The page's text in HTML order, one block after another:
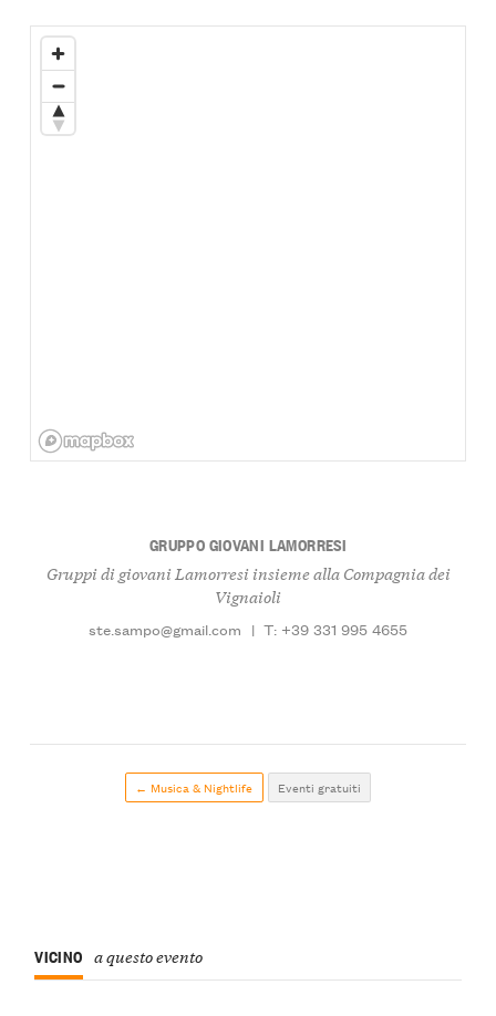
GRUPPO GIOVANI LAMORRESI
Gruppi di giovani Lamorresi insieme alla Compagnia dei
Vignaioli
ste.sampo@gmail.com | T: +39 331 995 4655
← Musica & Nightlife Eventi gratuiti
VICINO a questo evento